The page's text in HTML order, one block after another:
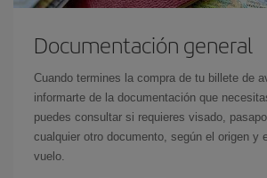
Documentación general
Cuando termines la compra de tu billete de
informarte de la documentación que
puedes consultar si requieres visado,
cualquier otro documento, según el origen y
vuelo.